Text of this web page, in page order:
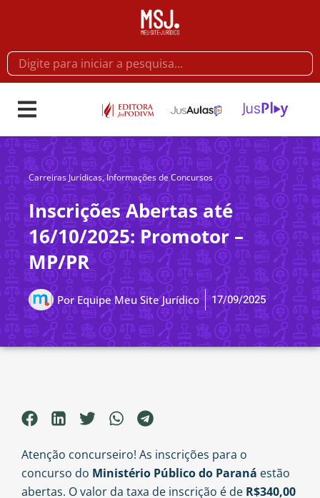
Carreiras Jurídicas,Informações de Concursos
Inscrições Abertas até
16/10/2025: Promotor –
MP/PR
PorEquipe Meu Site Jurídico 17/09/2025
Atenção concurseiro! As inscrições para o
concurso do Ministério Público do Paraná estão
abertas. O valor da taxa de inscrição é de R$340,00